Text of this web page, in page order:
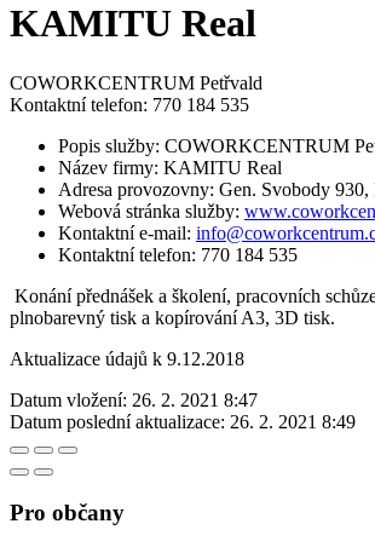
KAMITU Real
COWORKCENTRUM Petřvald
Kontaktní telefon: 770 184 535
Popis služby: COWORKCENTRUM
Název firmy: KAMITU Real
Adresa provozovny: Gen. Svobody 930,
Webová stránka služby:
Kontaktní e-mail:
Kontaktní telefon: 770 184 535
Konání přednášek a školení, pracovních
plnobarevný tisk a kopírování A3, 3D tisk.
Aktualizace údajů k 9.12.2018
Datum vložení: 26. 2. 2021 8:47
Datum poslední aktualizace: 26. 2. 2021 8:49
Pro občany